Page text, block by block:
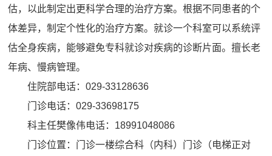
估，以此制定出更科学合理的治疗方案。根据不同患者的个
体差异，制定个性化的治疗方案。就诊一个科室可以系统评
估全身疾病，能够避免专科就诊对疾病的诊断片面。擅长老
年病、慢病管理。
住院部电话：029-33128636
门诊电话：029-33698175
科主任樊像伟电话：18991048086
门诊位置：门诊一楼综合科（内科）门诊（电梯正对